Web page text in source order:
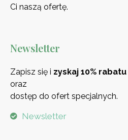
Ci naszą ofertę.
Newsletter
Zapisz się i zyskaj 10% rabatu
oraz
dostęp do ofert specjalnych.
Newsletter